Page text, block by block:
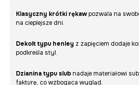
Klasyczny krótki rękawpozwala na
na cieplejsze dni.
Dekolt typu henley z zapięciem dodaje
podkreśla styl.
Dzianina typu slub nadaje materiałowi
fakturę, co wzbogaca wygląd.